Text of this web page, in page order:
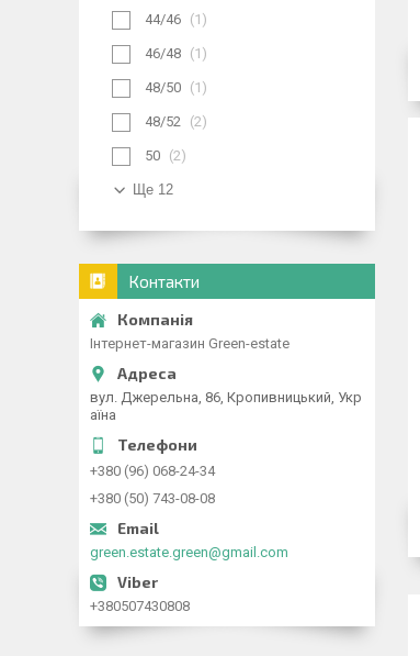
44/46
1
46/48 1
48/50 1
48/52 2
50 2
Ще 12
Контакти
Інтернет-магазин Green-estate
вул. Джерельна, 86, Кропивницький, Укр
аїна
+380 (96) 068-24-34
+380 (50) 743-08-08
green.estate.green@gmail.com
+380507430808